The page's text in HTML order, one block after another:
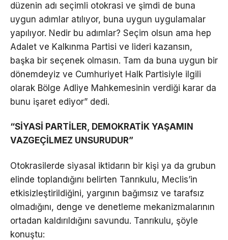
düzenin adı seçimli otokrasi ve şimdi de buna
uygun adımlar atılıyor, buna uygun uygulamalar
yapılıyor. Nedir bu adımlar? Seçim olsun ama hep
Adalet ve Kalkınma Partisi ve lideri kazansın,
başka bir seçenek olmasın. Tam da buna uygun bir
dönemdeyiz ve Cumhuriyet Halk Partisiyle ilgili
olarak Bölge Adliye Mahkemesinin verdiği karar da
bunu işaret ediyor” dedi.
“SİYASİ PARTİLER, DEMOKRATİK YAŞAMIN
VAZGEÇİLMEZ UNSURUDUR”
Otokrasilerde siyasal iktidarın bir kişi ya da grubun
elinde toplandığını belirten Tanrıkulu, Meclis’in
etkisizleştirildiğini, yargının bağımsız ve tarafsız
olmadığını, denge ve denetleme mekanizmalarının
ortadan kaldırıldığını savundu. Tanrıkulu, şöyle
konuştu: